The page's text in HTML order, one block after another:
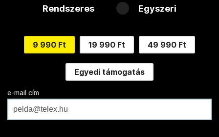
Rendszeres Egyszeri
9 990 Ft 19 990 Ft 49 990 Ft
Egyedi támogatás
e-mail cím